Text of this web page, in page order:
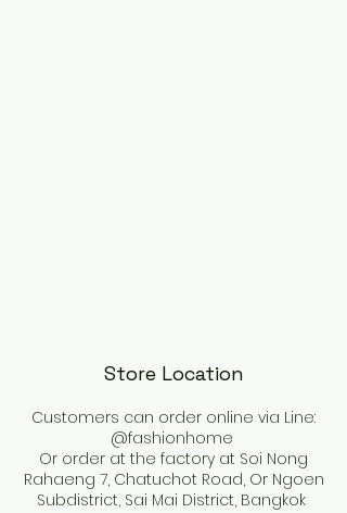
Store Location
Customers can order online via Line:
@fashionhome
Or order at the factory at Soi Nong
Rahaeng 7, Chatuchot Road, Or Ngoen
Subdistrict, Sai Mai District, Bangkok